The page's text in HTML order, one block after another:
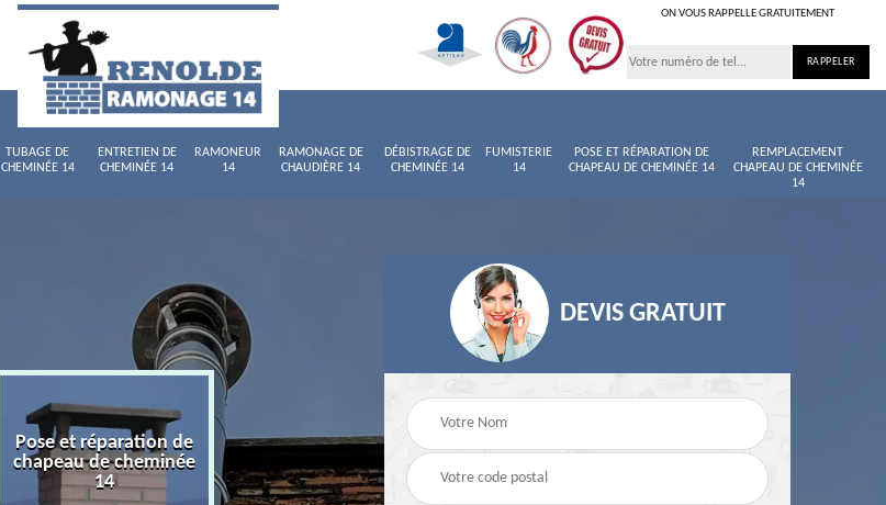
ON VOUS RAPPELLE GRATUITEMENT
TUBAGE DE
CHEMINÉE 14
ENTRETIEN DE
CHEMINÉE 14
RAMONEUR
14
RAMONAGE DE
CHAUDIÈRE 14
DÉBISTRAGE DE
CHEMINÉE 14
FUMISTERIE
14
POSE ET RÉPARATION DE
CHAPEAU DE CHEMINÉE 14
REMPLACEMENT
CHAPEAU DE CHEMINÉE
14
Pose et réparation de
chapeau de cheminée
14
Tubage de cheminée
14
Entretien de cheminée
Ramoneur 14
DEVIS GRATUIT